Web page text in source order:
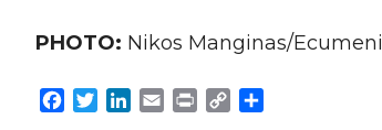
PHOTO: Nikos Manginas/
Facebook
TwitterLinkedIn
EmailPrint Copy